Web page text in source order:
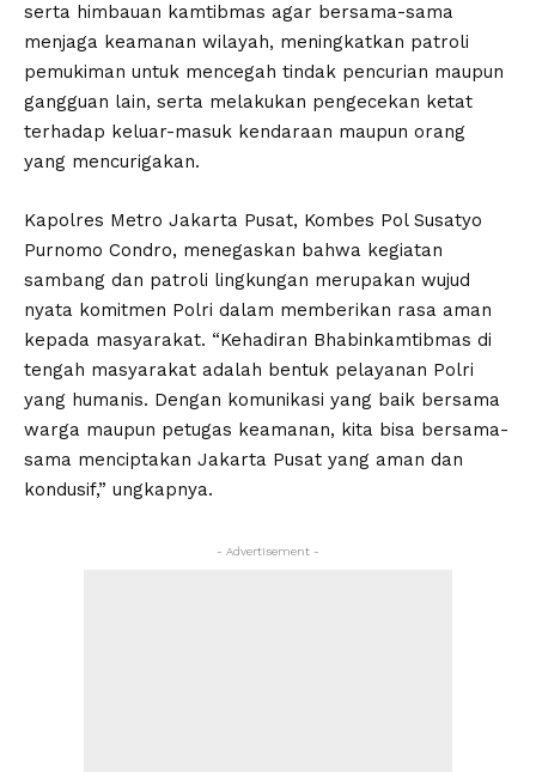
serta himbauan kamtibmas agar bersama-sama
menjaga keamanan wilayah, meningkatkan patroli
pemukiman untuk mencegah tindak pencurian maupun
gangguan lain, serta melakukan pengecekan ketat
terhadap keluar-masuk kendaraan maupun orang
yang mencurigakan.
Kapolres Metro Jakarta Pusat, Kombes Pol Susatyo
Purnomo Condro, menegaskan bahwa kegiatan
sambang dan patroli lingkungan merupakan wujud
nyata komitmen Polri dalam memberikan rasa aman
kepada masyarakat. “Kehadiran Bhabinkamtibmas di
tengah masyarakat adalah bentuk pelayanan Polri
yang humanis. Dengan komunikasi yang baik bersama
warga maupun petugas keamanan, kita bisa bersama-
sama menciptakan Jakarta Pusat yang aman dan
kondusif,” ungkapnya.
- Advertisement -